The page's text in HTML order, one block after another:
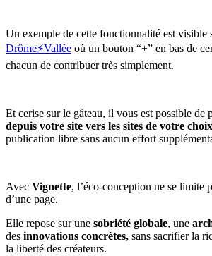
Un exemple de cette fonctionnalité est visible
Drôme⚡Vallée où un bouton “+” en bas de
chacun de contribuer très simplement.
Et cerise sur le gâteau, il vous est possible de
depuis votre site vers les sites de votre choix
publication libre sans aucun effort
Avec Vignette, l’éco-conception ne se limite
d’une page.
Elle repose sur une sobriété globale, une
des innovations concrètes, sans sacrifier la
la liberté des créateurs.